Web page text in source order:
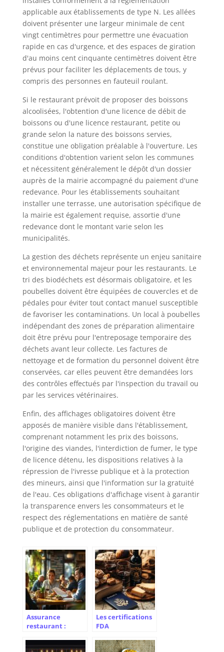
applicable aux établissements de type N. Les allées
doivent présenter une largeur minimale de cent
vingt centimètres pour permettre une évacuation
rapide en cas d'urgence, et des espaces de giration
d'au moins cent cinquante centimètres doivent être
prévus pour faciliter les déplacements de tous, y
compris des personnes en fauteuil roulant.
Si le restaurant prévoit de proposer des boissons
alcoolisées, l'obtention d'une licence de débit de
boissons ou d'une licence restaurant, petite ou
grande selon la nature des boissons servies,
constitue une obligation préalable à l'ouverture. Les
conditions d'obtention varient selon les communes
et nécessitent généralement le dépôt d'un dossier
auprès de la mairie accompagné du paiement d'une
redevance. Pour les établissements souhaitant
installer une terrasse, une autorisation spécifique de
la mairie est également requise, assortie d'une
redevance dont le montant varie selon les
municipalités.
La gestion des déchets représente un enjeu sanitaire
et environnemental majeur pour les restaurants. Le
tri des biodéchets est désormais obligatoire, et les
poubelles doivent être équipées de couvercles et de
pédales pour éviter tout contact manuel susceptible
de favoriser les contaminations. Un local à poubelles
indépendant des zones de préparation alimentaire
doit être prévu pour l'entreposage temporaire des
déchets avant leur collecte. Les factures de
nettoyage et de formation du personnel doivent être
conservées, car elles peuvent être demandées lors
des contrôles effectués par l'inspection du travail ou
par les services vétérinaires.
Enfin, des affichages obligatoires doivent être
apposés de manière visible dans l'établissement,
comprenant notamment les prix des boissons,
l'origine des viandes, l'interdiction de fumer, le type
de licence détenu, les dispositions relatives à la
répression de l'ivresse publique et à la protection
des mineurs, ainsi que l'information sur la gratuité
de l'eau. Ces obligations d'affichage visent à garantir
la transparence envers les consommateurs et le
respect des réglementations en matière de santé
publique et de protection du consommateur.
Assurance
restaurant :
quand souscrire
Les certifications
FDA
pour